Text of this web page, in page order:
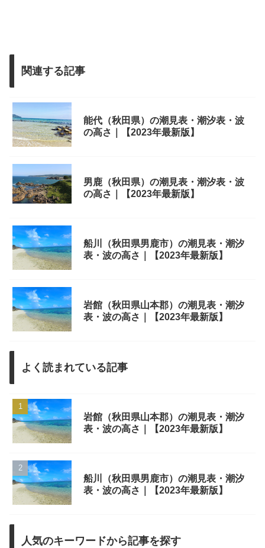
関連する記事
能代（秋田県）の潮見表・潮汐表・波
の高さ｜【2023年最新版】
男鹿（秋田県）の潮見表・潮汐表・波
の高さ｜【2023年最新版】
船川（秋田県男鹿市）の潮見表・潮汐
表・波の高さ｜【2023年最新版】
岩館（秋田県山本郡）の潮見表・潮汐
表・波の高さ｜【2023年最新版】
よく読まれている記事
岩館（秋田県山本郡）の潮見表・潮汐
表・波の高さ｜【2023年最新版】
船川（秋田県男鹿市）の潮見表・潮汐
表・波の高さ｜【2023年最新版】
人気のキーワードから記事を探す